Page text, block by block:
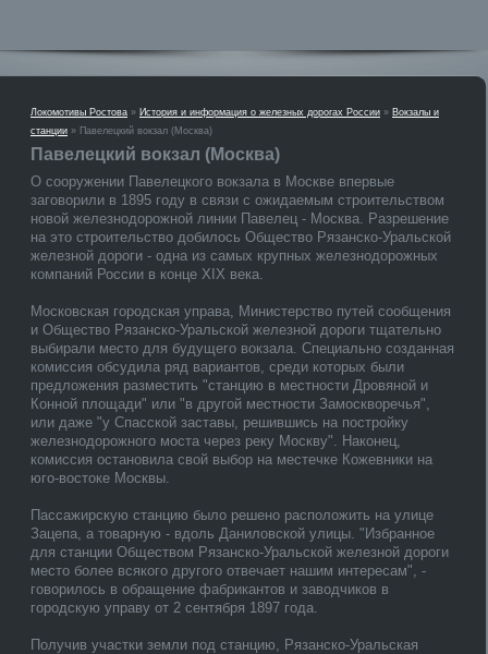
Локомотивы Ростова » История и информация о железных дорогах России » Вокзалы и
станции » Павелецкий вокзал (Москва)
Павелецкий вокзал (Москва)
О сооружении Павелецкого вокзала в Москве впервые
заговорили в 1895 году в связи с ожидаемым строительством
новой железнодорожной линии Павелец - Москва. Разрешение
на это строительство добилось Общество Рязанско-Уральской
железной дороги - одна из самых крупных железнодорожных
компаний России в конце XIX века.
Московская городская управа, Министерство путей сообщения
и Общество Рязанско-Уральской железной дороги тщательно
выбирали место для будущего вокзала. Специально созданная
комиссия обсудила ряд вариантов, среди которых были
предложения разместить "станцию в местности Дровяной и
Конной площади" или "в другой местности Замоскворечья",
или даже "у Спасской заставы, решившись на постройку
железнодорожного моста через реку Москву". Наконец,
комиссия остановила свой выбор на местечке Кожевники на
юго-востоке Москвы.
Пассажирскую станцию было решено расположить на улице
Зацепа, а товарную - вдоль Даниловской улицы. "Избранное
для станции Обществом Рязанско-Уральской железной дороги
место более всякого другого отвечает нашим интересам", -
говорилось в обращение фабрикантов и заводчиков в
городскую управу от 2 сентября 1897 года.
Получив участки земли под станцию, Рязанско-Уральская